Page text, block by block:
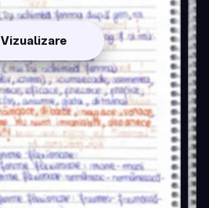
Vizualizare